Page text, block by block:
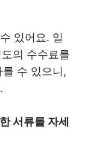
있어요. 일
의 수수료를
수 있으니,
서류를 자세